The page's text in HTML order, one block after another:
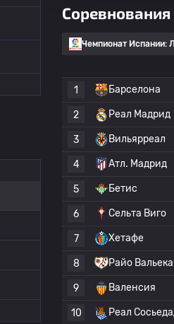
Чемпионат Испании:
1
Барселона
2 Реал Мадрид
3 Вильярреал
4 Атл. Мадрид
5 Бетис
6 Сельта Виго
7 Хетафе
8 Райо
9 Валенсия
10 Реал